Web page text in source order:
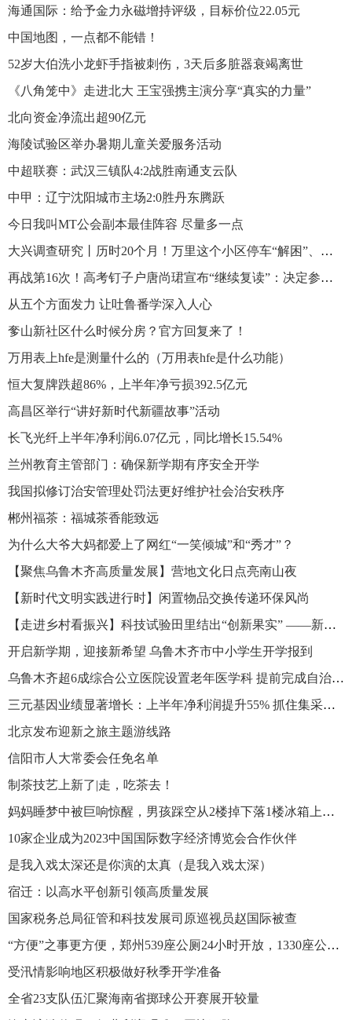
海通国际：给予金力永磁增持评级，目标价位22.05元
中国地图，一点都不能错！
52岁大伯洗小龙虾手指被刺伤，3天后多脏器衰竭离世
《八角笼中》走进北大 王宝强携主演分享“真实的力量”
北向资金净流出超90亿元
海陵试验区举办暑期儿童关爱服务活动
中超联赛：武汉三镇队4:2战胜南通支云队
中甲：辽宁沈阳城市主场2:0胜丹东腾跃
今日我叫MT公会副本最佳阵容 尽量多一点
大兴调查研究丨历时20个月！万里这个小区停车“解困”、绿化“解难”，还有这些暖心细节……
再战第16次！高考钉子户唐尚珺宣布“继续复读”：决定参加2024年高考
从五个方面发力 让吐鲁番学深入人心
奓山新社区什么时候分房？官方回复来了！
万用表上hfe是测量什么的（万用表hfe是什么功能）
恒大复牌跌超86%，上半年净亏损392.5亿元
高昌区举行“讲好新时代新疆故事”活动
长飞光纤上半年净利润6.07亿元，同比增长15.54%
兰州教育主管部门：确保新学期有序安全开学
我国拟修订治安管理处罚法更好维护社会治安秩序
郴州福茶：福城茶香能致远
为什么大爷大妈都爱上了网红“一笑倾城”和“秀才”？
【聚焦乌鲁木齐高质量发展】营地文化日点亮南山夜
【新时代文明实践进行时】闲置物品交换传递环保风尚
【走进乡村看振兴】科技试验田里结出“创新果实” ——新疆鲜食玉米绿色高效栽培技术示范田现场测产小记
开启新学期，迎接新希望 乌鲁木齐市中小学生开学报到
乌鲁木齐超6成综合公立医院设置老年医学科 提前完成自治区相关目标
三元基因业绩显著增长：上半年净利润提升55% 抓住集采机遇扩大市场覆盖
北京发布迎新之旅主题游线路
​信阳市人大常委会任免名单
制茶技艺上新了|走，吃茶去！
妈妈睡梦中被巨响惊醒，男孩踩空从2楼掉下落1楼冰箱上，两人淡定对视
10家企业成为2023中国国际数字经济博览会合作伙伴
是我入戏太深还是你演的太真（是我入戏太深）
宿迁：以高水平创新引领高质量发展
国家税务总局征管和科技发展司原巡视员赵国际被查
“方便”之事更方便，郑州539座公厕24小时开放，1330座公厕配备厕纸
受汛情影响地区积极做好秋季开学准备
全省23支队伍汇聚海南省掷球公开赛展开较量